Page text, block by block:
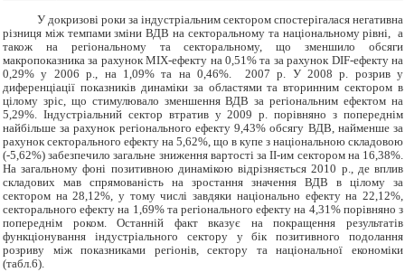
У докризові роки за індустріальним сектором спостерігалася негативна
різниця між темпами зміни ВДВ на секторальному та національному рівні, а
також на регіональному та секторальному, що зменшило обсяги
макропоказника за рахунокMIX-ефекту на 0,51% та за рахунок DIF-ефекту на
0,29% у 2006 р., на 1,09% та на 0,46%. 2007 р. У 2008 р. розрив у
диференціації показників динаміки за областями та вторинним сектором в
цілому зріс, що стимулювало зменшення ВДВ за регіональним ефектом на
5,29%. Індустріальний сектор втратив у 2009 р. порівняно з попереднім
найбільше за рахунок регіонального ефекту 9,43% обсягу ВДВ, найменше за
рахунок секторального ефекту на 5,62%, що в купе з національною складовою
(-5,62%) забезпечило загальне зниження вартості за ІІ-им сектором на 16,38%.
На загальному фоні позитивною динамікою відрізняється 2010 р., де вплив
складових мав спрямованість на зростання значення ВДВ в цілому за
сектором на 28,12%, у тому числі завдяки національно ефекту на 22,12%,
секторального ефекту на 1,69% та регіонального ефекту на 4,31% порівняно з
попереднім роком. Останній факт вказує на покращення результатів
функціонування індустріального сектору у бік позитивного подолання
розриву між показниками регіонів, сектору та національної економіки
(табл.6).